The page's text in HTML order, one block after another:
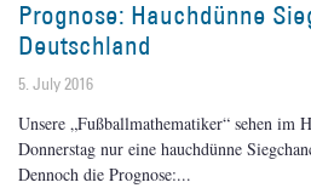
Prognose: Hauchdünne
Deutschland
5. July 2016
Unsere „Fußballmathematiker“ sehen im
Donnerstag nur eine hauchdünne
Dennoch die Prognose: